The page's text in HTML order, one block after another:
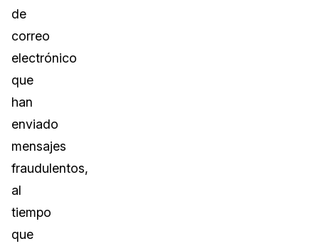
de
correo
electrónico
que
han
enviado
mensajes
fraudulentos,
al
tiempo
que